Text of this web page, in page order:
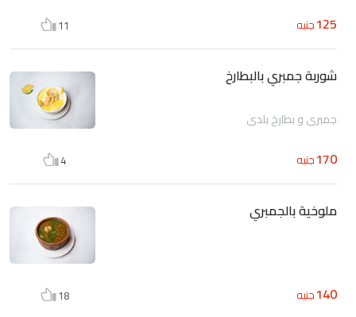
125جنيه 11
شوربة جمبري بالبطارخ
جمبري و بطارخ بلدي
170جنيه 4
ملوخية بالجمبري
140جنيه 18